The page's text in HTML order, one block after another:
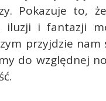
Pokazuje to,
iluzji i fantazji
przyjdzie nam
do względnej